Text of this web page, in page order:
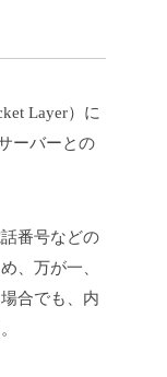
Layer）に
ーバーとの
番号などの
、万が一、
合でも、内